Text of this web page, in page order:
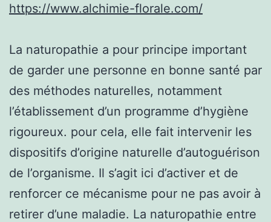
https://www.alchimie-florale.com/
La naturopathie a pour principe important
de garder une personne en bonne santé par
des méthodes naturelles, notamment
l’établissement d’un programme d’hygiène
rigoureux. pour cela, elle fait intervenir les
dispositifs d’origine naturelle d’autoguérison
de l’organisme. Il s’agit ici d’activer et de
renforcer ce mécanisme pour ne pas avoir à
retirer d’une maladie. La naturopathie entre